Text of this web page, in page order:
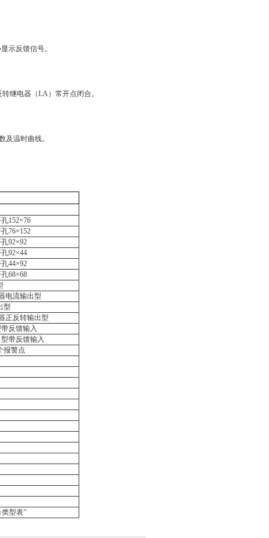
示反馈信号。
继电器（LA）常开点闭合。
及温时曲线。
152×76
76×152
92×92
92×44
44×92
68×68
电流输出型
型
正反转输出型
反馈输入
带反馈输入
报警点
类型表”